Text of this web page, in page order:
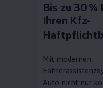
Bis zu 30 %
Ihren Kfz-
Mit modernen
Auto nicht nur